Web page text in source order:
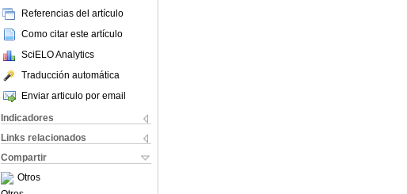
Referencias del artículo
Como citar este artículo
SciELO Analytics
Traducción automática
Enviar articulo por email
Indicadores
Links relacionados
Compartir
Otros